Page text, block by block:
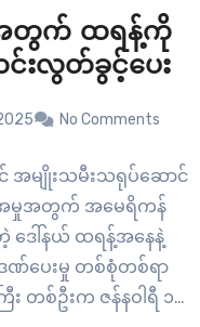
တွက် ထရန့်ကို
င်းလွတ်ခွင့်ပေး
No Comments
င် အမျိုးသမီးသရုပ်ဆောင်
အမှုအတွက် အမေရိကန်
ဒေါ်နယ် ထရန့်အနေနဲ့
ဏ်ပေးမှု တစ်စုံတစ်ရာ
တစ်ဦးက ဇန်နဝါရီ ၁၀